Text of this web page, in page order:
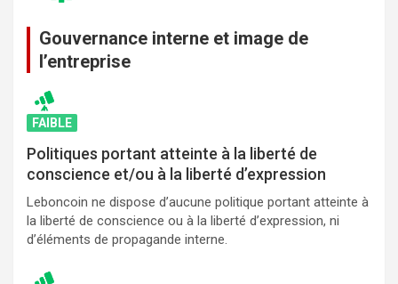
Gouvernance interne et image de
l’entreprise
FAIBLE
Politiques portant atteinte à la liberté de
conscience et/ou à la liberté d’expression
Leboncoin ne dispose d’aucune politique portant atteinte à
la liberté de conscience ou à la liberté d’expression, ni
d’éléments de propagande interne.